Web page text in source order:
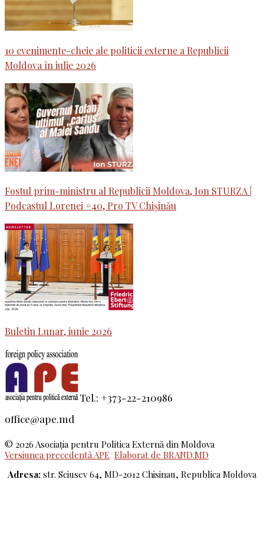
10 evenimente-cheie ale politicii externe a Republicii
Moldova în iulie 2026
Fostul prim-ministru al Republicii Moldova, Ion STURZA |
Podcastul Lorenei #40, Pro TV Chișinău
Buletin Lunar, iunie 2026
Tel.: +373-22-210986
office@ape.md
© 2026 Asociaţia pentru Politica Externă din Moldova
Versiunea precedentă APE Elaborat de BRAND.MD
Adresa: str. Sciusev 64, MD-2012 Chisinau, Republica Moldova